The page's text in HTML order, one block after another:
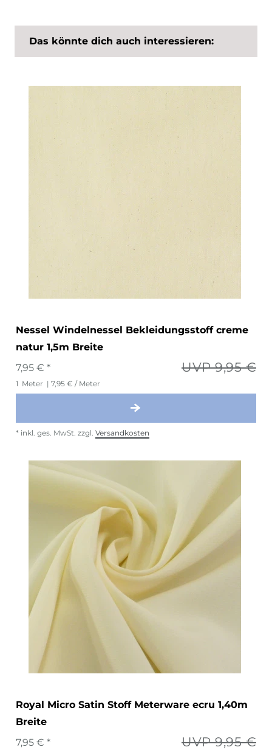
Das könnte dich auch interessieren:
Nessel Windelnessel Bekleidungsstoff creme
natur 1,5m Breite
UVP 9,95 €
7,95 € *
1 Meter | 7,95 € / Meter
* inkl. ges. MwSt. zzgl. Versandkosten
Royal Micro Satin Stoff Meterware ecru 1,40m
Breite
UVP 9,95 €
7,95 € *